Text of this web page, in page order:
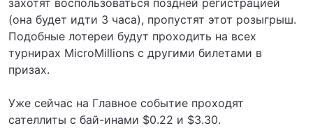
захотят воспользоваться поздней регистрацией
(она будет идти 3 часа), пропустят этот розыгрыш.
Подобные лотереи будут проходить на всех
турнирах MicroMillions с другими билетами в
призах.
Уже сейчас на Главное событие проходят
сателлиты с бай-инами $0.22 и $3.30.